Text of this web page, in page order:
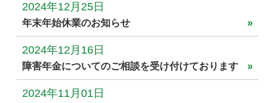
2024年12月25日
年末年始休業のお知らせ
2024年12月16日
障害年金についてのご相談を受け付けております
2024年11月01日